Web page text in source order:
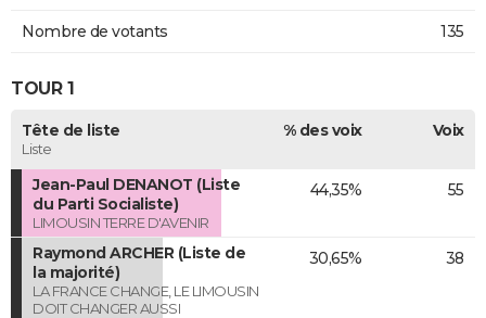
Nombre de votants 135
TOUR 1
Tête de liste
Liste
% des voix Voix
Jean-Paul DENANOT (Liste
du Parti Socialiste)
LIMOUSIN TERRE D'AVENIR
44,35% 55
Raymond ARCHER (Liste de
la majorité)
LA FRANCE CHANGE, LE LIMOUSIN
DOIT CHANGER AUSSI
30,65% 38